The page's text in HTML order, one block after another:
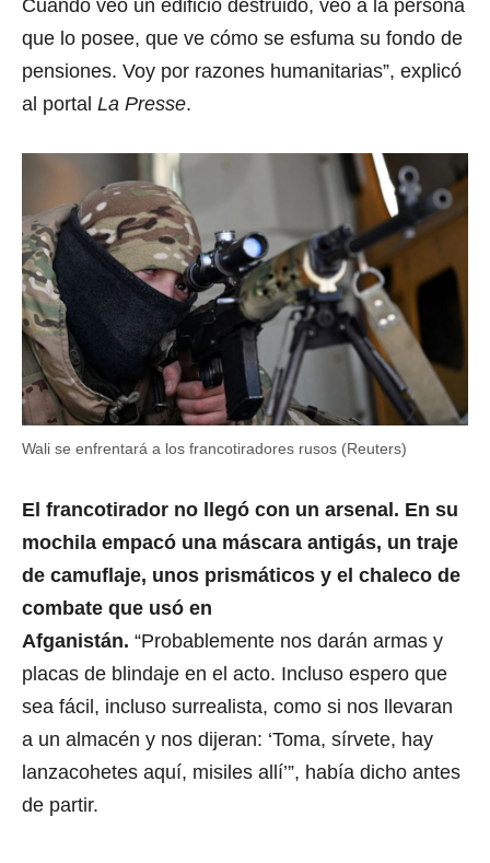
Cuando veo un edificio destruido, veo a la persona
que lo posee, que ve cómo se esfuma su fondo de
pensiones. Voy por razones humanitarias”, explicó
al portal La Presse.
Wali se enfrentará a los francotiradores rusos (Reuters)
El francotirador no llegó con un arsenal. En su
mochila empacó una máscara antigás, un traje
de camuflaje, unos prismáticos y el chaleco de
combate que usó en
Afganistán. “Probablemente nos darán armas y
placas de blindaje en el acto. Incluso espero que
sea fácil, incluso surrealista, como si nos llevaran
a un almacén y nos dijeran: ‘Toma, sírvete, hay
lanzacohetes aquí, misiles allí’”, había dicho antes
de partir.